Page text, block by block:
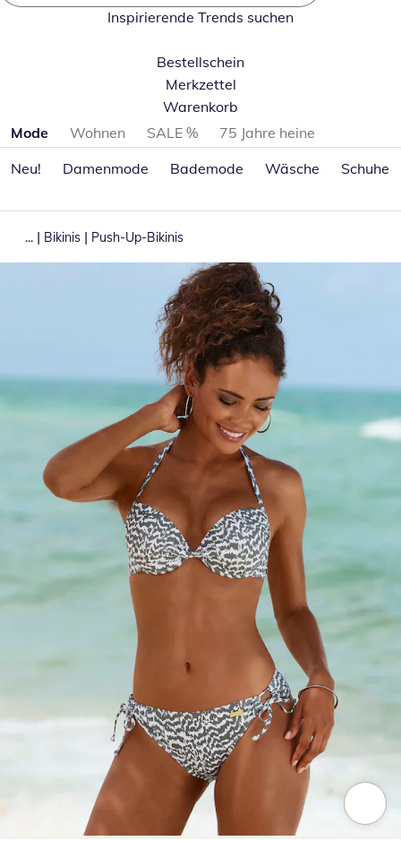
Inspirierende Trends suchen
Bestellschein
Merkzettel
Warenkorb
Produktkategorien überspringen
Mode Wohnen SALE %
75 Jahre heine
Neu!
Damenmode Bademode Wäsche Schuhe
... | Bikinis | Push-Up-Bikinis